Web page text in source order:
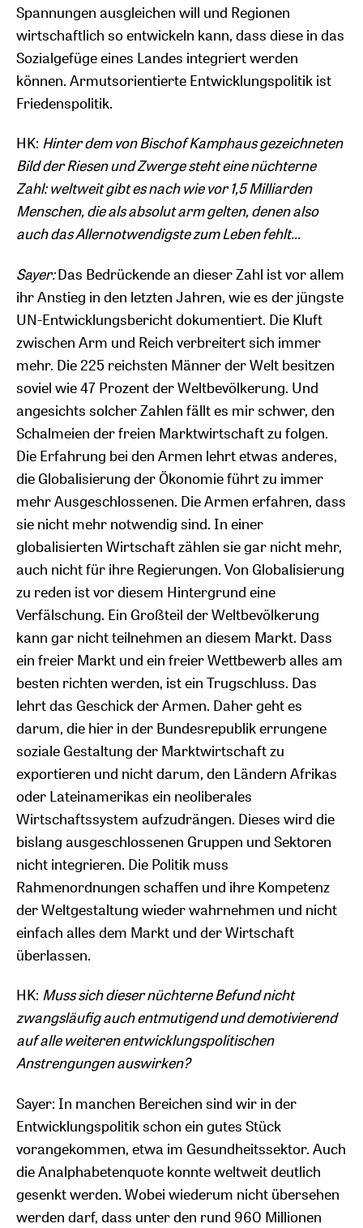
Spannungen ausgleichen will und Regionen
wirtschaftlich so entwickeln kann, dass diese in das
Sozialgefüge eines Landes integriert werden
können. Armutsorientierte Entwicklungspolitik ist
Friedenspolitik.
HK: Hinter dem von Bischof Kamphaus gezeichneten
Bild der Riesen und Zwerge steht eine nüchterne
Zahl: weltweit gibt es nach wie vor 1,5 Milliarden
Menschen, die als absolut arm gelten, denen also
auch das Allernotwendigste zum Leben fehlt...
Sayer:Das Bedrückende an dieser Zahl ist vor allem
ihr Anstieg in den letzten Jahren, wie es der jüngste
UN-Entwicklungsbericht dokumentiert. Die Kluft
zwischen Arm und Reich verbreitert sich immer
mehr. Die 225 reichsten Männer der Welt besitzen
soviel wie 47 Prozent der Weltbevölkerung. Und
angesichts solcher Zahlen fällt es mir schwer, den
Schalmeien der freien Marktwirtschaft zu folgen.
Die Erfahrung bei den Armen lehrt etwas anderes,
die Globalisierung der Ökonomie führt zu immer
mehr Ausgeschlossenen. Die Armen erfahren, dass
sie nicht mehr notwendig sind. In einer
globalisierten Wirtschaft zählen sie gar nicht mehr,
auch nicht für ihre Regierungen. Von Globalisierung
zu reden ist vor diesem Hintergrund eine
Verfälschung. Ein Großteil der Weltbevölkerung
kann gar nicht teilnehmen an diesem Markt. Dass
ein freier Markt und ein freier Wettbewerb alles am
besten richten werden, ist ein Trugschluss. Das
lehrt das Geschick der Armen. Daher geht es
darum, die hier in der Bundesrepublik errungene
soziale Gestaltung der Marktwirtschaft zu
exportieren und nicht darum, den Ländern Afrikas
oder Lateinamerikas ein neoliberales
Wirtschaftssystem aufzudrängen. Dieses wird die
bislang ausgeschlossenen Gruppen und Sektoren
nicht integrieren. Die Politik muss
Rahmenordnungen schaffen und ihre Kompetenz
der Weltgestaltung wieder wahrnehmen und nicht
einfach alles dem Markt und der Wirtschaft
überlassen.
HK: Muss sich dieser nüchterne Befund nicht
zwangsläufig auch entmutigend und demotivierend
auf alle weiteren entwicklungspolitischen
Anstrengungen auswirken?
Sayer: In manchen Bereichen sind wir in der
Entwicklungspolitik schon ein gutes Stück
vorangekommen, etwa im Gesundheitssektor. Auch
die Analphabetenquote konnte weltweit deutlich
gesenkt werden. Wobei wiederum nicht übersehen
werden darf, dass unter den rund 960 Millionen